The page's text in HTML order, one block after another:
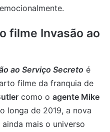
filme Invasão ao
ao Serviço Secreto é
filme da franquia de
como o agente Mike
longa de 2019, a nova
mais o universo